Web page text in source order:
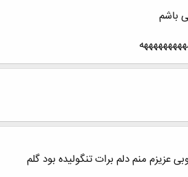
باشم
عزیزم منم دلم برات تنگولیده بود گلم